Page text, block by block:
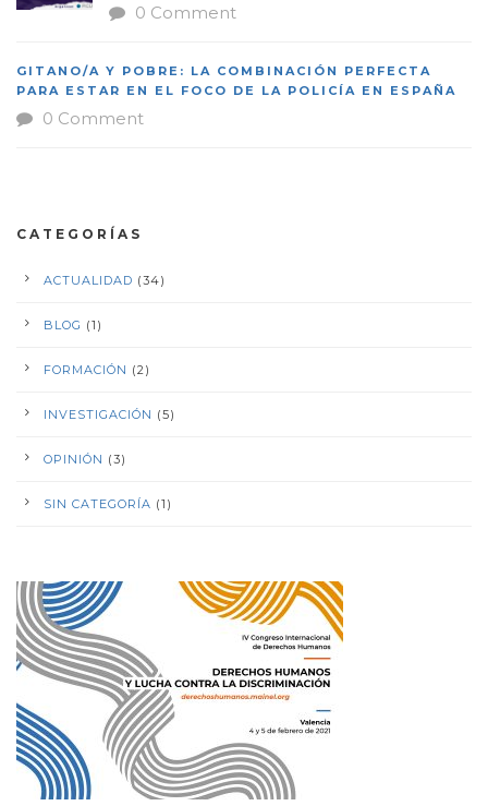
0 Comment
GITANO/A Y POBRE: LA COMBINACIÓN PERFECTA
PARA ESTAR EN EL FOCO DE LA POLICÍA EN ESPAÑA
0 Comment
CATEGORÍAS
ACTUALIDAD (34)
BLOG (1)
FORMACIÓN (2)
INVESTIGACIÓN (5)
OPINIÓN (3)
SIN CATEGORÍA (1)